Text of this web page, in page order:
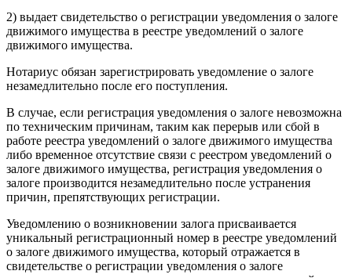
2) выдает свидетельство о регистрации уведомления о залоге
движимого имущества в реестре уведомлений о залоге
движимого имущества.
Нотариус обязан зарегистрировать уведомление о залоге
незамедлительно после его поступления.
В случае, если регистрация уведомления о залоге невозможна
по техническим причинам, таким как перерыв или сбой в
работе реестра уведомлений о залоге движимого имущества
либо временное отсутствие связи с реестром уведомлений о
залоге движимого имущества, регистрация уведомления о
залоге производится незамедлительно после устранения
причин, препятствующих регистрации.
Уведомлению о возникновении залога присваивается
уникальный регистрационный номер в реестре уведомлений
о залоге движимого имущества, который отражается в
свидетельстве о регистрации уведомления о залоге